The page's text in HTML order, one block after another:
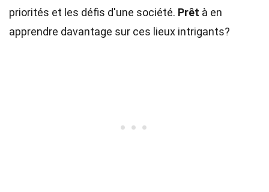
priorités et les défis d'une société. Prêt à en
apprendre davantage sur ces lieux intrigants?